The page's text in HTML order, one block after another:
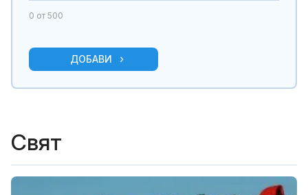
0 от 500
ДОБАВИ
Свят